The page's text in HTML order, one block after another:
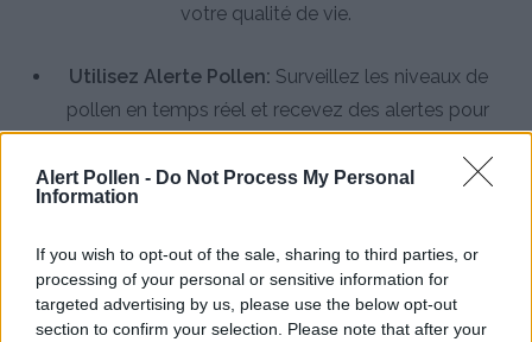
Alert Pollen - Do Not Process My Personal
Information
If you wish to opt-out of the sale, sharing to third parties, or
processing of your personal or sensitive information for
targeted advertising by us, please use the below opt-out
section to confirm your selection. Please note that after your
votre qualité de vie.
Utilisez Alerte Pollen: Surveillez les niveaux de
pollen en temps réel et recevez des alertes pour
concentration
et portes fermées pendant les pics polliniques,
particulièrement entre 5h et 10h du matin et en
soirée